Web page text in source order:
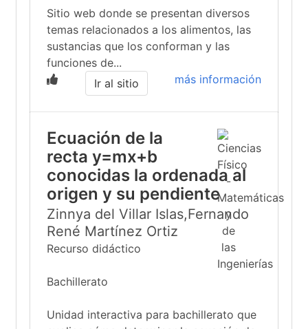
Sitio web donde se presentan diversos
temas relacionados a los alimentos, las
sustancias que los conforman y las
funciones de...
más información
Ir al sitio
Ecuación de la
recta y=mx+b
conocidas la ordenada al
origen y su pendiente
Zinnya del Villar Islas,Fernando
René Martínez Ortiz
Recurso didáctico
Bachillerato
Unidad interactiva para bachillerato que